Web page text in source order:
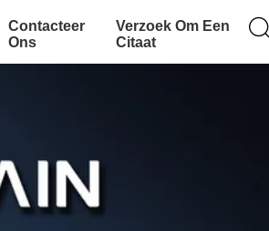
Contacteer
Ons
Verzoek Om Een
Citaat